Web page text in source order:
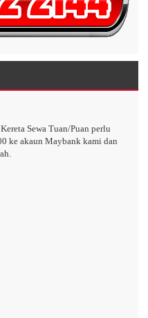
Sewa Tuan/Puan perlu
ke akaun Maybank kami dan